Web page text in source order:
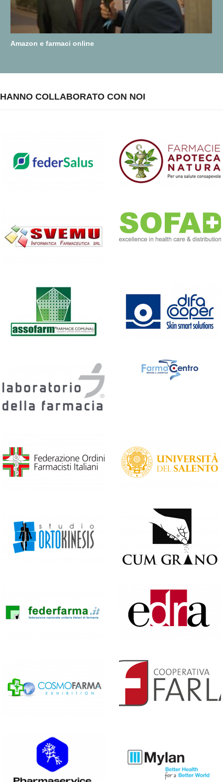
Amazon e farmaci online
HANNO COLLABORATO CON NOI